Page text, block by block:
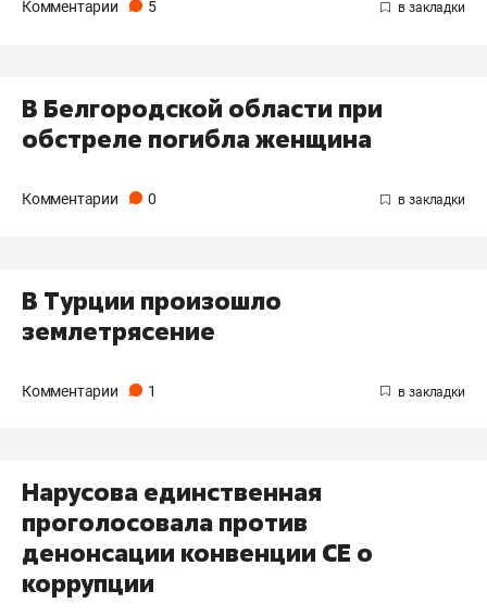
Комментарии 5
В Белгородской области при
обстреле погибла женщина
Комментарии 0
В Турции произошло
землетрясение
Комментарии 1
Нарусова единственная
проголосовала против
денонсации конвенции СЕ о
коррупции